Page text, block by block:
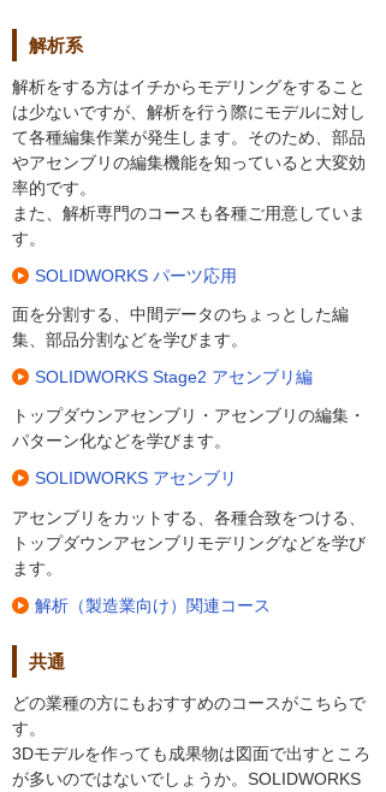
解析系
解析をする方はイチからモデリングをすること
は少ないですが、解析を行う際にモデルに対し
て各種編集作業が発生します。そのため、部品
やアセンブリの編集機能を知っていると大変効
率的です。
また、解析専門のコースも各種ご用意していま
す。
SOLIDWORKS パーツ応用
面を分割する、中間データのちょっとした編
集、部品分割などを学びます。
SOLIDWORKS Stage2 アセンブリ編
トップダウンアセンブリ・アセンブリの編集・
パターン化などを学びます。
SOLIDWORKS アセンブリ
アセンブリをカットする、各種合致をつける、
トップダウンアセンブリモデリングなどを学び
ます。
解析（製造業向け）関連コース
共通
どの業種の方にもおすすめのコースがこちらで
す。
3Dモデルを作っても成果物は図面で出すところ
が多いのではないでしょうか。SOLIDWORKS